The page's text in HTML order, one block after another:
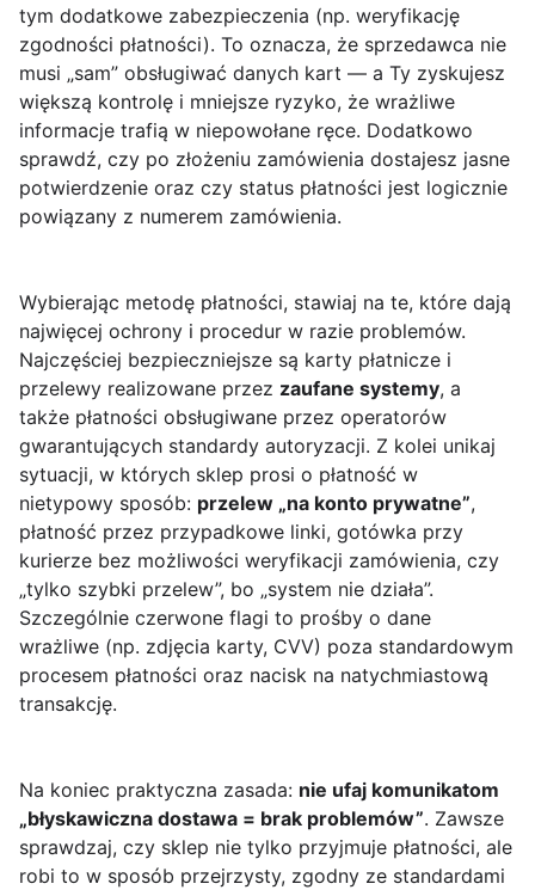
tym dodatkowe zabezpieczenia (np. weryfikację
zgodności płatności). To oznacza, że sprzedawca nie
musi „sam” obsługiwać danych kart — a Ty zyskujesz
większą kontrolę i mniejsze ryzyko, że wrażliwe
informacje trafią w niepowołane ręce. Dodatkowo
sprawdź, czy po złożeniu zamówienia dostajesz jasne
potwierdzenie oraz czy status płatności jest logicznie
powiązany z numerem zamówienia.
Wybierając metodę płatności, stawiaj na te, które dają
najwięcej ochrony i procedur w razie problemów.
Najczęściej bezpieczniejsze są karty płatnicze i
przelewy realizowane przez zaufane systemy, a
także płatności obsługiwane przez operatorów
gwarantujących standardy autoryzacji. Z kolei unikaj
sytuacji, w których sklep prosi o płatność w
nietypowy sposób: przelew „na konto prywatne”,
płatność przez przypadkowe linki, gotówka przy
kurierze bez możliwości weryfikacji zamówienia, czy
„tylko szybki przelew”, bo „system nie działa”.
Szczególnie czerwone flagi to prośby o dane
wrażliwe (np. zdjęcia karty, CVV) poza standardowym
procesem płatności oraz nacisk na natychmiastową
transakcję.
Na koniec praktyczna zasada: nie ufaj komunikatom
„błyskawiczna dostawa = brak problemów”. Zawsze
sprawdzaj, czy sklep nie tylko przyjmuje płatności, ale
robi to w sposób przejrzysty, zgodny ze standardami